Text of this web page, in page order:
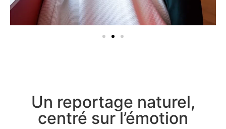
Un reportage naturel,
centré sur l’émotion